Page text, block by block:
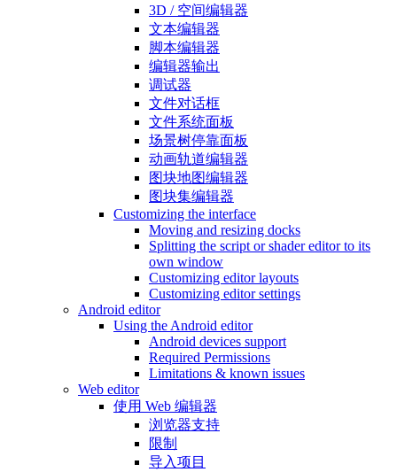
3D / 空间编辑器
文本编辑器
脚本编辑器
编辑器输出
调试器
文件对话框
文件系统面板
场景树停靠面板
动画轨道编辑器
图块地图编辑器
图块集编辑器
Customizing the interface
Moving and resizing docks
Splitting the script or shader editor to its
own window
Customizing editor layouts
Customizing editor settings
Android editor
Using the Android editor
Android devices support
Required Permissions
Limitations & known issues
Web editor
使用 Web 编辑器
浏览器支持
限制
导入项目